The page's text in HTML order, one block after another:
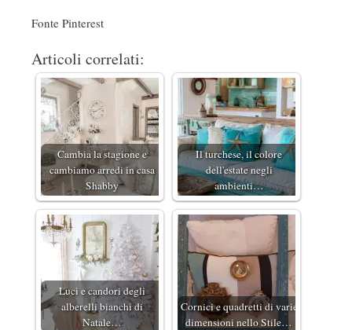
Fonte Pinterest
Articoli correlati:
Cambia la stagione e
cambiamo arredi in casa
Shabby
Il turchese, il colore
dell'estate negli
ambienti…
Luci e candori degli
alberelli bianchi di
Natale…
Cornici e quadretti di varie
dimensioni nello Stile…